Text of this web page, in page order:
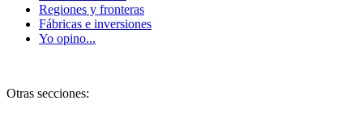
Regiones y fronteras
Fábricas e inversiones
Yo opino...
Otras secciones: